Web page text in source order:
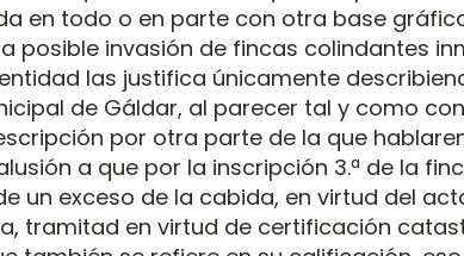
en todo o en parte con otra base
posible invasión de fincas colindantes
las justifica únicamente
de Gáldar, al parecer tal y como
por otra parte de la que
a que por la inscripción 3.ª de la
un exceso de la cabida, en virtud del
tramitad en virtud de certificación